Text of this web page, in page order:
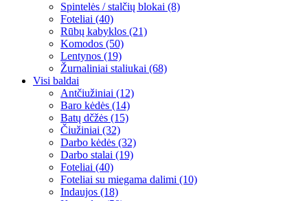
Spintelės / stalčių blokai (8)
Foteliai (40)
Rūbų kabyklos (21)
Komodos (50)
Lentynos (19)
Žurnaliniai staliukai (68)
Visi baldai
Antčiužiniai (12)
Baro kėdės (14)
Batų dčžės (15)
Čiužiniai (32)
Darbo kėdės (32)
Darbo stalai (19)
Foteliai (40)
Foteliai su miegama dalimi (10)
Indaujos (18)